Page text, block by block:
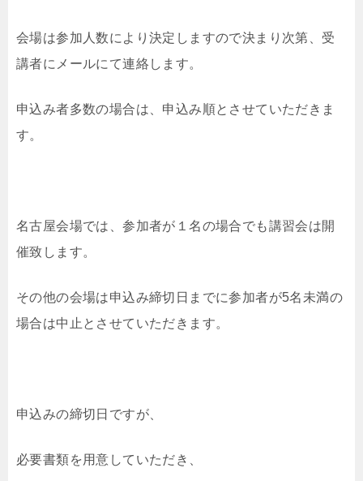
会場は参加人数により決定しますので決まり次第、受
講者にメールにて連絡します。
申込み者多数の場合は、申込み順とさせていただきま
す。
名古屋会場では、参加者が１名の場合でも講習会は開
催致します。
その他の会場は申込み締切日までに参加者が5名未満の
場合は中止とさせていただきます。
申込みの締切日ですが、
必要書類を用意していただき、